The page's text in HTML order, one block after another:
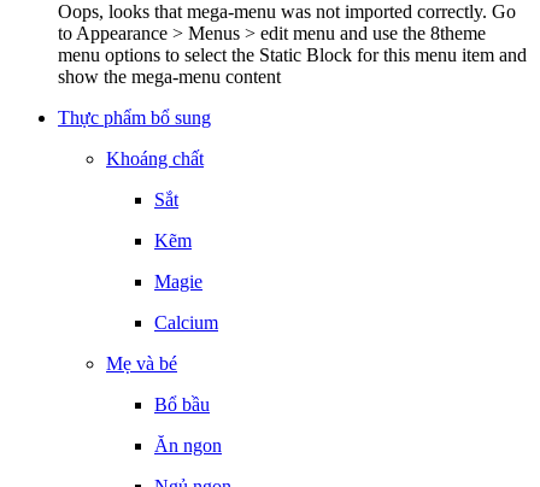
Oops, looks that mega-menu was not imported correctly. Go
to Appearance > Menus > edit menu and use the 8theme
menu options to select the Static Block for this menu item and
show the mega-menu content
Thực phẩm bổ sung
Khoáng chất
Sắt
Kẽm
Magie
Calcium
Mẹ và bé
Bổ bầu
Ăn ngon